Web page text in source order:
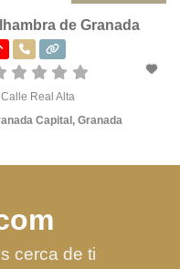
de Granada
Calle Real Alta
Capital,Granada
cerca de ti